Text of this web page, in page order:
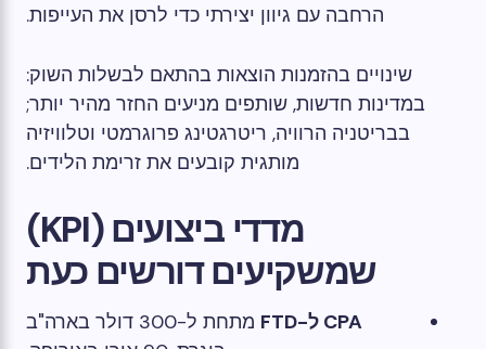
הרחבה עם גיוון יצירתי כדי לרסן את העייפות.
שינויים בהזמנות הוצאות בהתאם לבשלות השוק:
במדינות חדשות, שותפים מניעים החזר מהיר יותר;
בבריטניה הרוויה, ריטרגטינג פרוגרמטי וטלוויזיה
מותגית קובעים את זרימת הלידים.
מדדי ביצועים (KPI)
שמשקיעים דורשים כעת
CPA ל-FTD
מתחת ל-300 דולר בארה"ב